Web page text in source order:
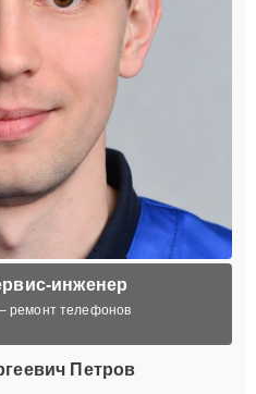
инженер
ремонт телефонов
Петров